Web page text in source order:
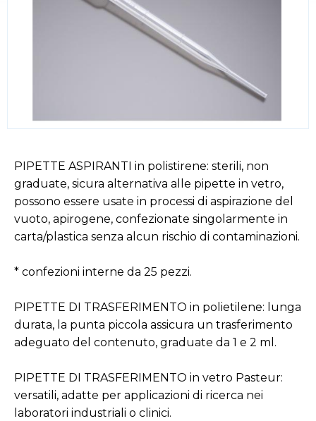
PIPETTE ASPIRANTI in polistirene: sterili, non
graduate, sicura alternativa alle pipette in vetro,
possono essere usate in processi di aspirazione del
vuoto, apirogene, confezionate singolarmente in
carta/plastica senza alcun rischio di contaminazioni.
* confezioni interne da 25 pezzi.
PIPETTE DI TRASFERIMENTO in polietilene: lunga
durata, la punta piccola assicura un trasferimento
adeguato del contenuto, graduate da 1 e 2 ml.
PIPETTE DI TRASFERIMENTO in vetro Pasteur:
versatili, adatte per applicazioni di ricerca nei
laboratori industriali o clinici.